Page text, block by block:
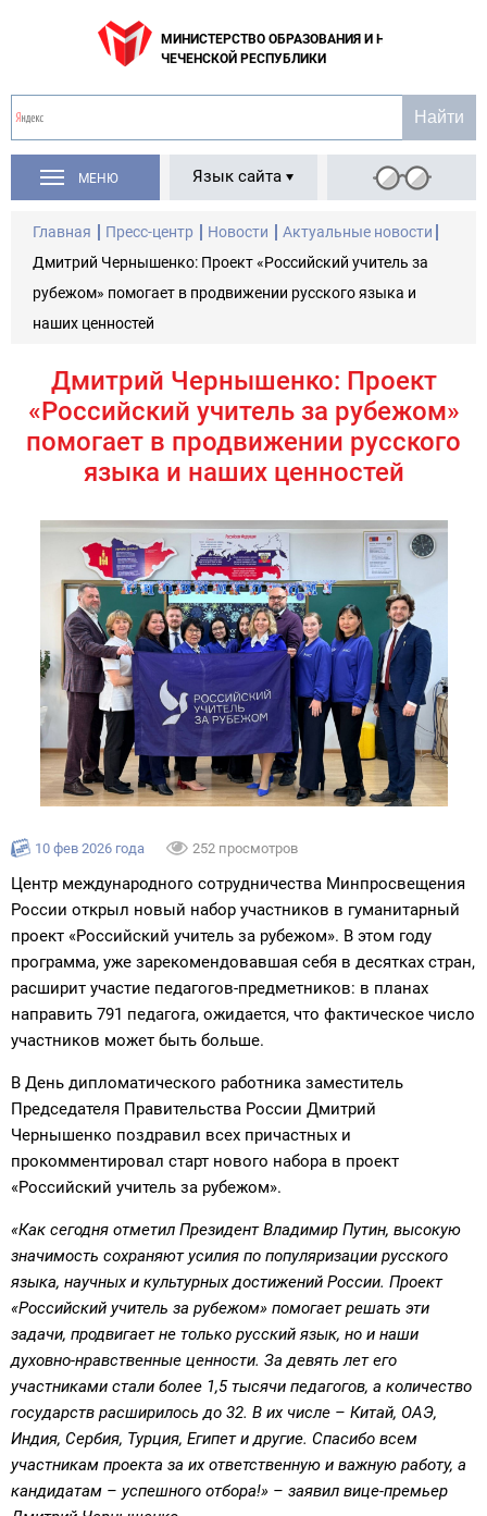
МИНИСТЕРСТВО ОБРАЗОВАНИЯ И НАУКИ
ЧЕЧЕНСКОЙ РЕСПУБЛИКИ
МЕНЮ Язык сайта
Главная Пресс-центр Новости
Актуальные новости
Дмитрий Чернышенко: Проект «Российский учитель за
рубежом» помогает в продвижении русского языка и
наших ценностей
Дмитрий Чернышенко: Проект
«Российский учитель за рубежом»
помогает в продвижении русского
языка и наших ценностей
10 фев 2026 года 252 просмотров
Центр международного сотрудничества Минпросвещения
России открыл новый набор участников в гуманитарный
проект «Российский учитель за рубежом». В этом году
программа, уже зарекомендовавшая себя в десятках стран,
расширит участие педагогов-предметников: в планах
направить 791 педагога, ожидается, что фактическое число
участников может быть больше.
В День дипломатического работника заместитель
Председателя Правительства России Дмитрий
Чернышенко поздравил всех причастных и
прокомментировал старт нового набора в проект
«Российский учитель за рубежом».
«Как сегодня отметил Президент Владимир Путин, высокую
значимость сохраняют усилия по популяризации русского
языка, научных и культурных достижений России. Проект
«Российский учитель за рубежом» помогает решать эти
задачи, продвигает не только русский язык, но и наши
духовно-нравственные ценности. За девять лет его
участниками стали более 1,5 тысячи педагогов, а количество
государств расширилось до 32. В их числе – Китай, ОАЭ,
Индия, Сербия, Турция, Египет и другие. Спасибо всем
участникам проекта за их ответственную и важную работу, а
кандидатам – успешного отбора!» – заявил вице-премьер